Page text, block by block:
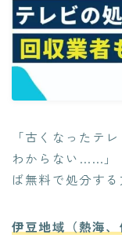
「古くなったテ
わからない……」
ば無料で処分する
伊豆地域（熱海、